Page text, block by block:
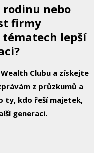
rodinu nebo
firmy
lepší
Clubu a získejte
z průzkumů a
ty, kdo řeší majetek,
generaci.